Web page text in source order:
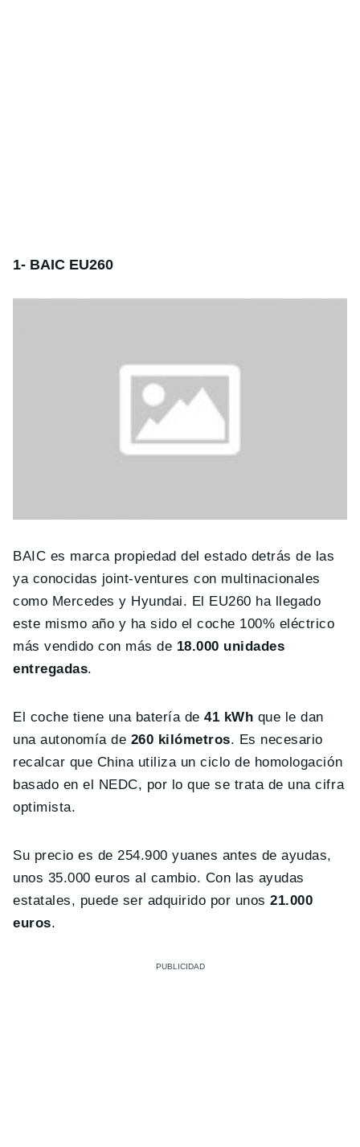
1- BAIC EU260
BAIC es marca propiedad del estado detrás de las
ya conocidas joint-ventures con multinacionales
como Mercedes y Hyundai. El EU260 ha llegado
este mismo año y ha sido el coche 100% eléctrico
más vendido con más de 18.000 unidades
entregadas.
El coche tiene una batería de41 kWh que le dan
una autonomía de 260 kilómetros. Es necesario
recalcar que China utiliza un ciclo de homologación
basado en el NEDC, por lo que se trata de una cifra
optimista.
Su precio es de 254.900 yuanes antes de ayudas,
unos 35.000 euros al cambio. Con las ayudas
estatales, puede ser adquirido por unos21.000
euros.